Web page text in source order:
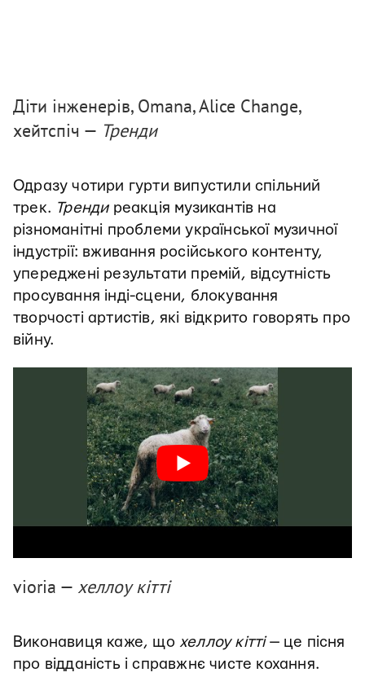
Діти інженерів, Omana, Alice Change,
хейтспіч — Тренди
Одразу чотири гурти випустили спільний
трек. Трендиреакція музикантів на
різноманітні проблеми української музичної
індустрії: вживання російського контенту,
упереджені результати премій, відсутність
просування інді-сцени, блокування
творчості артистів, які відкрито говорять про
війну.
vioria — хеллоу кітті
Виконавиця каже, що хеллоу кітті — це пісня
про відданість і справжнє чисте кохання.